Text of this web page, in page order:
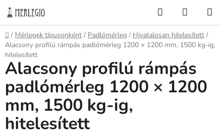
Ugrás
fő
tartalomhoz
KeresésKOSÁR
Kezdőlap
/ Mérlegek típusonként / Padlómérleg / Hivatalosan hitelesített /
Alacsony profilú rámpás padlómérleg 1200 × 1200 mm, 1500 kg-ig,
hitelesített
Alacsony profilú rámpás
padlómérleg 1200 × 1200
mm, 1500 kg-ig,
hitelesített